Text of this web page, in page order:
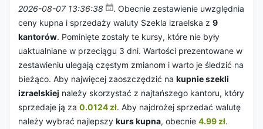
2026-08-07 13:36:38
. Obecnie zestawienie uwzględnia
ceny kupna i sprzedaży waluty Szekla izraelska z 9
kantorów. Pominięte zostały te kursy, które nie były
uaktualniane w przeciągu 3 dni. Wartości prezentowane w
zestawieniu ulegają częstym zmianom i warto je śledzić na
bieżąco. Aby najwięcej zaoszczędzić na kupnie szekli
izraelskiej należy skorzystać z najtańszego kantoru, który
sprzedaje ją za 0.0124 zł. Aby najdrożej sprzedać walutę
należy wybrać najlepszy kurs kupna, obecnie 4.99 zł.